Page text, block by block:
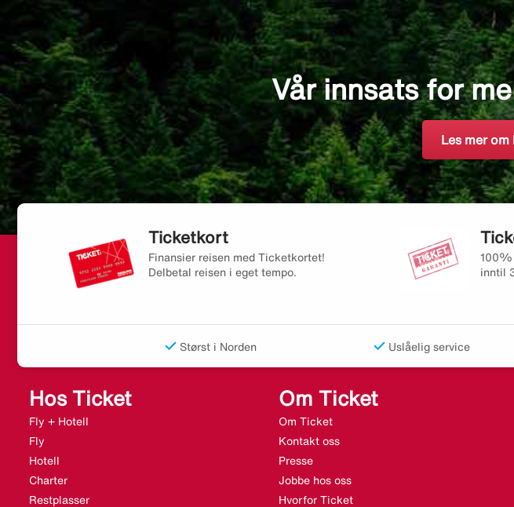
Vår innsats for
Les mer
Ticketkort
Finansier reisen med Ticketkortet!
Delbetal reisen i eget tempo.
100%
inntil
Størst i Norden Uslåelig service
Hos Ticket
Fly + Hotell
Fly
Hotell
Charter
Restplasser
Om Ticket
Om Ticket
Kontakt oss
Presse
Jobbe hos oss
Hvorfor Ticket